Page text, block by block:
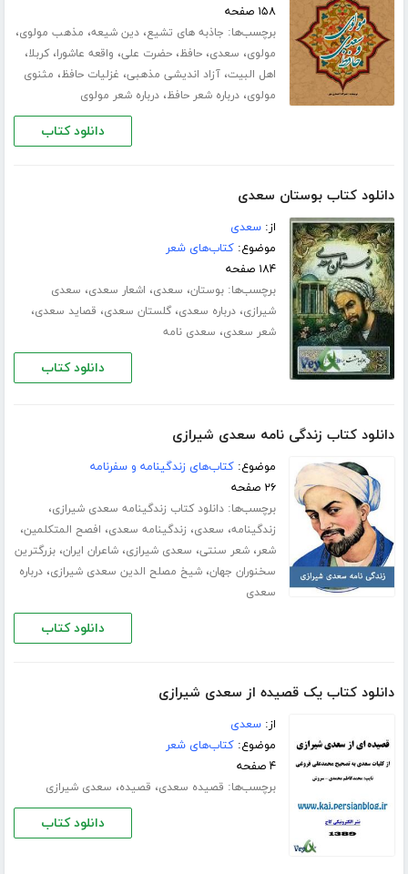
۱۵۸ صفحه
برچسب‌ها: جاذبه های تشیع،دین شیعه، مذهب مولوی،
مولوی، سعدی،حافظ،حضرت علی، واقعه عاشورا،کربلا،
اهل البیت،آزاد اندیشی مذهبی، غزلیات حافظ، مثنوی
مولوی،درباره شعر حافظ،درباره شعر مولوی
دانلود کتاب
دانلود کتاب بوستان سعدی
از:سعدی
موضوع:کتاب‌های شعر
۱۸۴ صفحه
برچسب‌ها:بوستان، سعدی، اشعار سعدی، سعدی
شیرازی،درباره سعدی،گلستان سعدی، قصاید سعدی،
شعر سعدی، سعدی نامه
دانلود کتاب
دانلود کتاب زندگی نامه سعدی شیرازی
موضوع:کتاب‌های زندگینامه و سفرنامه
۲۶ صفحه
برچسب‌ها:دانلود کتاب زندگینامه سعدی شیرازی،
زندگینامه، سعدی، زندگینامه سعدی، افصح المتکلمین،
شعر،شعر سنتی، سعدی شیرازی،شاعران ایران،بزرگترین
سخنوران جهان،شیخ مصلح الدین سعدی شیرازی،درباره
سعدی
دانلود کتاب
دانلود کتاب یک قصیده از سعدی شیرازی
از:سعدی
موضوع:کتاب‌های شعر
۴ صفحه
برچسب‌ها: قصیده سعدی، قصیده، سعدی شیرازی
دانلود کتاب